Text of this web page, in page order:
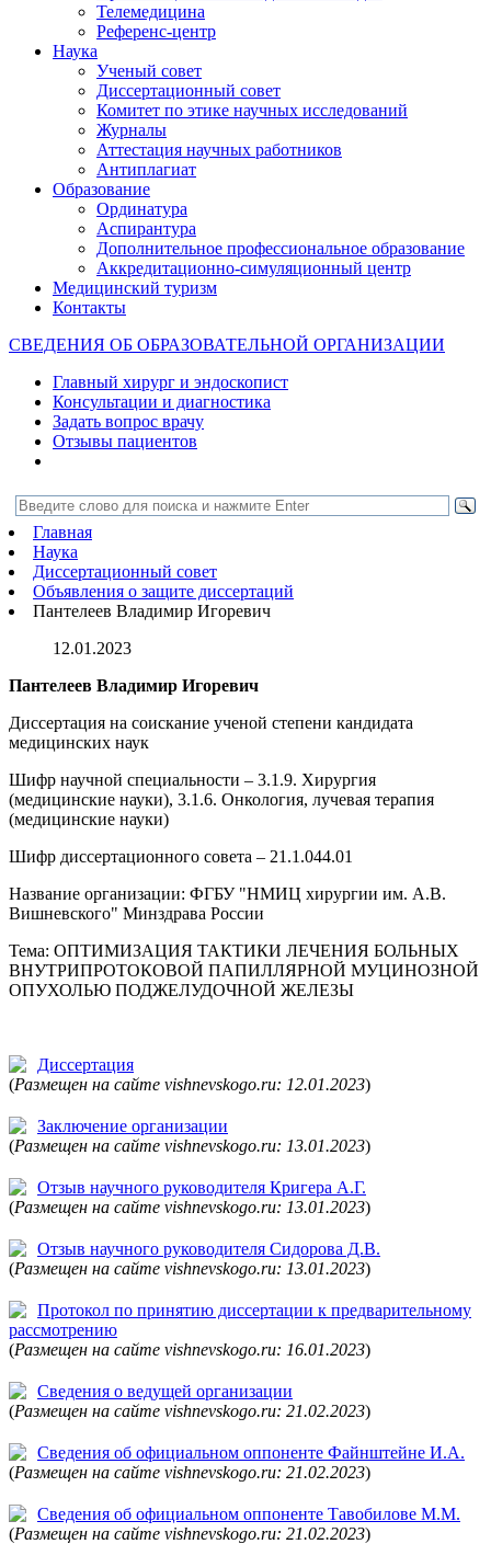
Телемедицина
Референс-центр
Наука
Ученый совет
Диссертационный совет
Комитет по этике научных исследований
Журналы
Аттестация научных работников
Антиплагиат
Образование
Ординатура
Аспирантура
Дополнительное профессиональное образование
Аккредитационно-симуляционный центр
Медицинский туризм
Контакты
СВЕДЕНИЯ ОБ ОБРАЗОВАТЕЛЬНОЙ ОРГАНИЗАЦИИ
Главный хирург и эндоскопист
Консультации и диагностика
Задать вопрос врачу
Отзывы пациентов
Главная
Наука
Диссертационный совет
Объявления о защите диссертаций
Пантелеев Владимир Игоревич
12.01.2023
Пантелеев Владимир Игоревич
Диссертация на соискание ученой степени кандидата
медицинских наук
Шифр научной специальности – 3.1.9. Хирургия
(медицинские науки), 3.1.6. Онкология, лучевая терапия
(медицинские науки)
Шифр диссертационного совета – 21.1.044.01
Название организации: ФГБУ "НМИЦ хирургии им. А.В.
Вишневского" Минздрава России
Тема: ОПТИМИЗАЦИЯ ТАКТИКИ ЛЕЧЕНИЯ БОЛЬНЫХ
ВНУТРИПРОТОКОВОЙ ПАПИЛЛЯРНОЙ МУЦИНОЗНОЙ
ОПУХОЛЬЮ ПОДЖЕЛУДОЧНОЙ ЖЕЛЕЗЫ
Диссертация
(Размещен на сайте vishnevskogo.ru: 12.01.2023)
Заключение организации
(Размещен на сайте vishnevskogo.ru: 13.01.2023)
Отзыв научного руководителя Кригера А.Г.
(Размещен на сайте vishnevskogo.ru: 13.01.2023)
Отзыв научного руководителя Сидорова Д.В.
(Размещен на сайте vishnevskogo.ru: 13.01.2023)
Протокол по принятию диссертации к предварительному
рассмотрению
(Размещен на сайте vishnevskogo.ru: 16.01.2023)
Сведения о ведущей организации
(Размещен на сайте vishnevskogo.ru: 21.02.2023)
Сведения об официальном оппоненте Файнштейне И.А.
(Размещен на сайте vishnevskogo.ru: 21.02.2023)
Сведения об официальном оппоненте Тавобилове М.М.
(Размещен на сайте vishnevskogo.ru: 21.02.2023)